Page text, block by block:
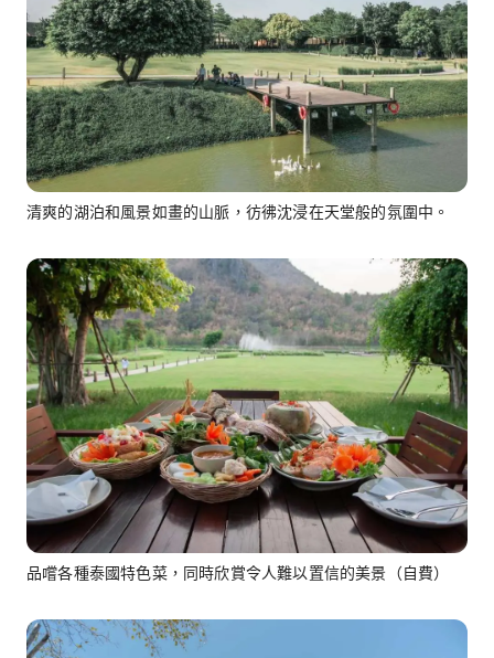
清爽的湖泊和風景如畫的山脈，彷彿沈浸在天堂般的氛圍中。
品嚐各種泰國特色菜，同時欣賞令人難以置信的美景（自費）